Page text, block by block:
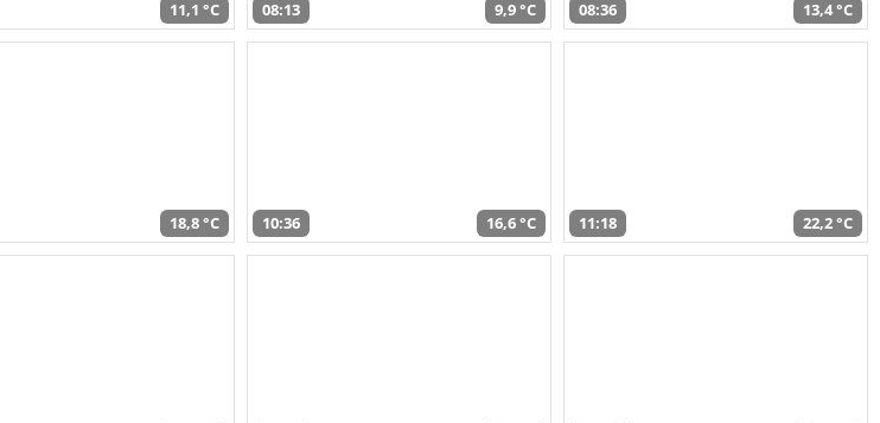
11,1 °C 08:13 9,9 °C 08:36 13,4 °C
18,8 °C 10:36 16,6 °C 11:18 22,2 °C